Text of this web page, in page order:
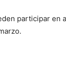
participar en